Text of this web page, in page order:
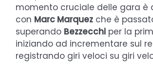
momento cruciale delle gara è
con Marc Marquez che è
superando Bezzecchi per la
iniziando ad incrementare sul
registrando giri veloci su giri